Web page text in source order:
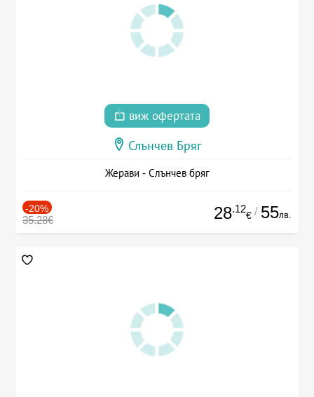
виж офертата
Слънчев Бряг
Жерави - Слънчев бряг
-20%
35.28€ 28.12
€ / 55лв.